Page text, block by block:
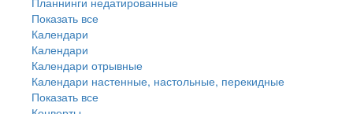
Показать все
Календари
Календари
Календари отрывные
Календари настенные, настольные, перекидные
Показать все